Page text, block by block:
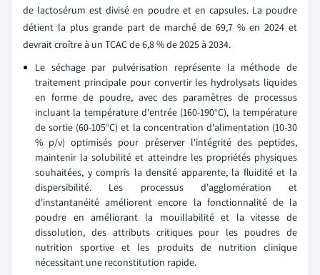
de lactosérum est divisé en poudre et en capsules. La poudre
détient la plus grande part de marché de 69,7 % en 2024 et
devrait croître à un TCAC de 6,8 % de 2025 à 2034.
Le séchage par pulvérisation représente la méthode de
traitement principale pour convertir les hydrolysats liquides
en forme de poudre, avec des paramètres de processus
incluant la température d'entrée (160-190°C), la température
de sortie (60-105°C) et la concentration d'alimentation (10-30
% p/v) optimisés pour préserver l'intégrité des peptides,
maintenir la solubilité et atteindre les propriétés physiques
souhaitées, y compris la densité apparente, la fluidité et la
dispersibilité. Les processus d'agglomération et
d'instantanéité améliorent encore la fonctionnalité de la
poudre en améliorant la mouillabilité et la vitesse de
dissolution, des attributs critiques pour les poudres de
nutrition sportive et les produits de nutrition clinique
nécessitant une reconstitution rapide.